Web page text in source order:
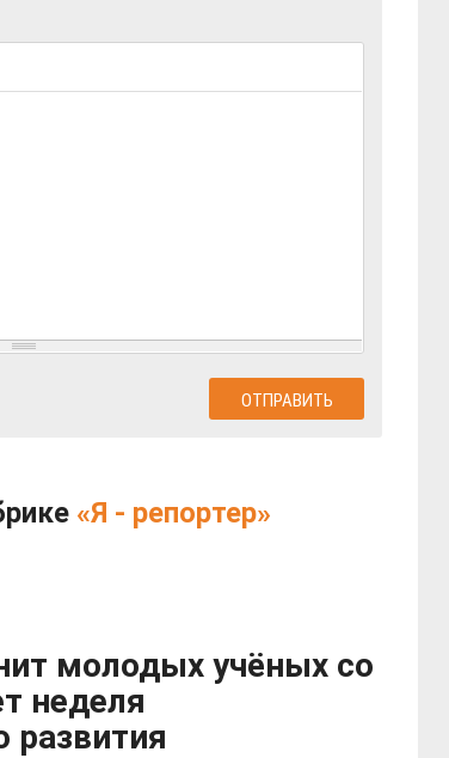
«Я - репортер»
молодых учёных со
неделя
развития